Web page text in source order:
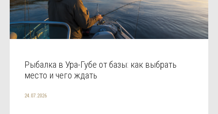
Рыбалка в Ура-Губе от базы: как выбрать
место и чего ждать
24.07.2026